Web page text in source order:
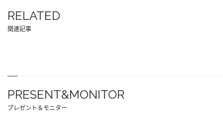
RELATED
関連記事
PRESENT&MONITOR
プレゼント＆モニター